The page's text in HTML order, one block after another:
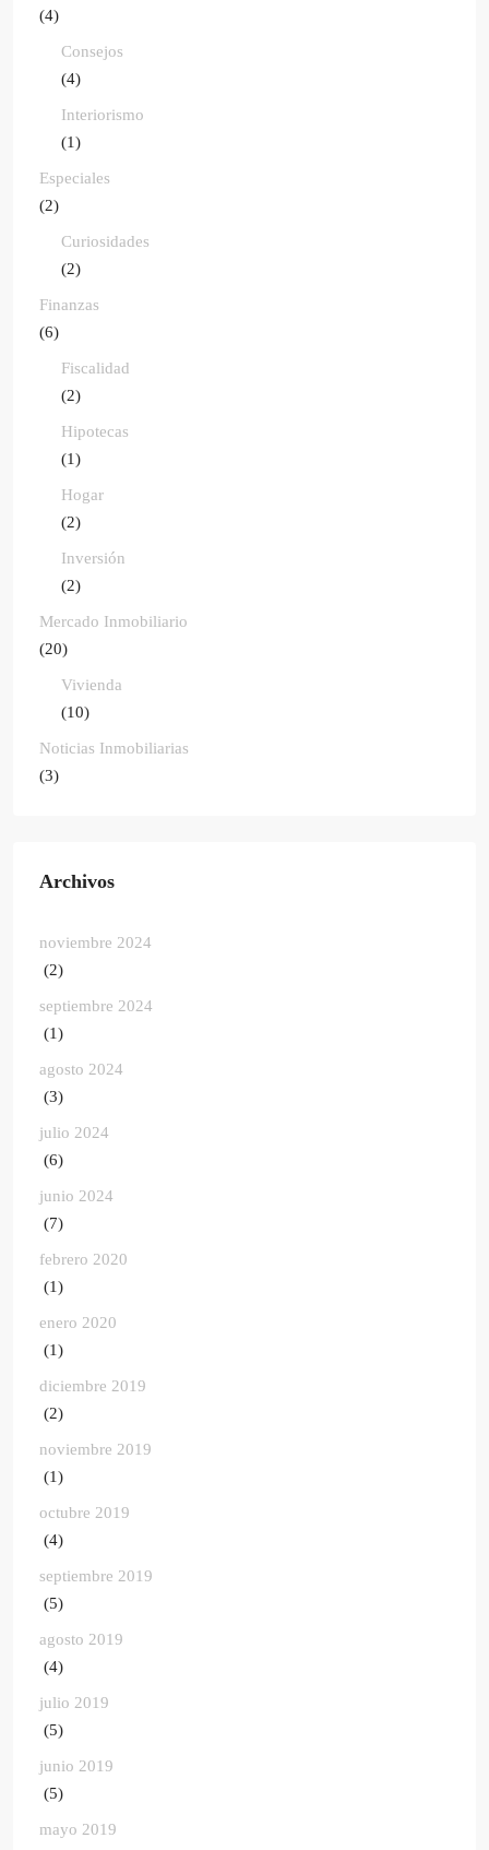
(4)
Consejos
(4)
Interiorismo
(1)
Especiales
(2)
Curiosidades
(2)
Finanzas
(6)
Fiscalidad
(2)
Hipotecas
(1)
Hogar
(2)
Inversión
(2)
Mercado Inmobiliario
(20)
Vivienda
(10)
Noticias Inmobiliarias
(3)
Archivos
noviembre 2024
(2)
septiembre 2024
(1)
agosto 2024
(3)
julio 2024
(6)
junio 2024
(7)
febrero 2020
(1)
enero 2020
(1)
diciembre 2019
(2)
noviembre 2019
(1)
octubre 2019
(4)
septiembre 2019
(5)
agosto 2019
(4)
julio 2019
(5)
junio 2019
(5)
mayo 2019